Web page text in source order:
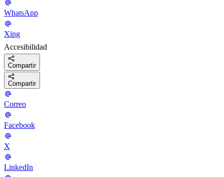
WhatsApp
Xing
Accesibilidad
Compartir
Compartir
Correo
Facebook
X
LinkedIn